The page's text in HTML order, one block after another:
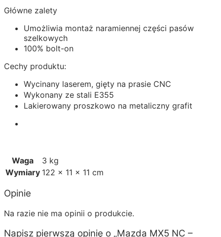
Główne zalety
Umożliwia montaż naramiennej części pasów
szelkowych
100% bolt-on
Cechy produktu:
Wycinany laserem, gięty na prasie CNC
Wykonany ze stali E355
Lakierowany proszkowo na metaliczny grafit
Waga
3 kg
Wymiary 122 × 11 × 11 cm
Opinie
Na razie nie ma opinii o produkcie.
Napisz pierwszą opinię o „Mazda MX5 NC –